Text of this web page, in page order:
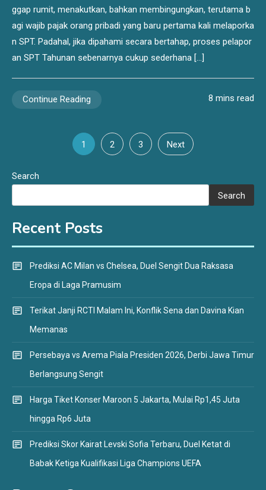
ggap rumit, menakutkan, bahkan membingungkan, terutama b
agi wajib pajak orang pribadi yang baru pertama kali melaporka
n SPT. Padahal, jika dipahami secara bertahap, proses pelapor
an SPT Tahunan sebenarnya cukup sederhana […]
Continue Reading 8 mins read
pagination
1 2 3 Next
Search
Search
Recent Posts
Prediksi AC Milan vs Chelsea, Duel Sengit Dua Raksasa
Eropa di Laga Pramusim
Terikat Janji RCTI Malam Ini, Konflik Sena dan Davina Kian
Memanas
Persebaya vs Arema Piala Presiden 2026, Derbi Jawa Timur
Berlangsung Sengit
Harga Tiket Konser Maroon 5 Jakarta, Mulai Rp1,45 Juta
hingga Rp6 Juta
Prediksi Skor Kairat Levski Sofia Terbaru, Duel Ketat di
Babak Ketiga Kualifikasi Liga Champions UEFA